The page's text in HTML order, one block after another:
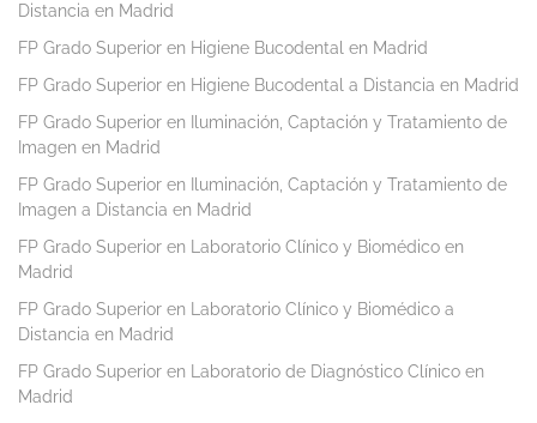
Distancia en Madrid
FP Grado Superior en Higiene Bucodental en Madrid
FP Grado Superior en Higiene Bucodental a Distancia en Madrid
FP Grado Superior en Iluminación, Captación y Tratamiento de
Imagen en Madrid
FP Grado Superior en Iluminación, Captación y Tratamiento de
Imagen a Distancia en Madrid
FP Grado Superior en Laboratorio Clínico y Biomédico en
Madrid
FP Grado Superior en Laboratorio Clínico y Biomédico a
Distancia en Madrid
FP Grado Superior en Laboratorio de Diagnóstico Clínico en
Madrid